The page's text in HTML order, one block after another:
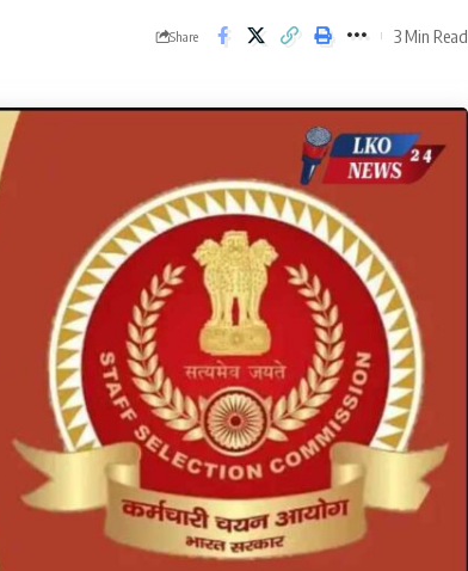
Share 3 Min Read